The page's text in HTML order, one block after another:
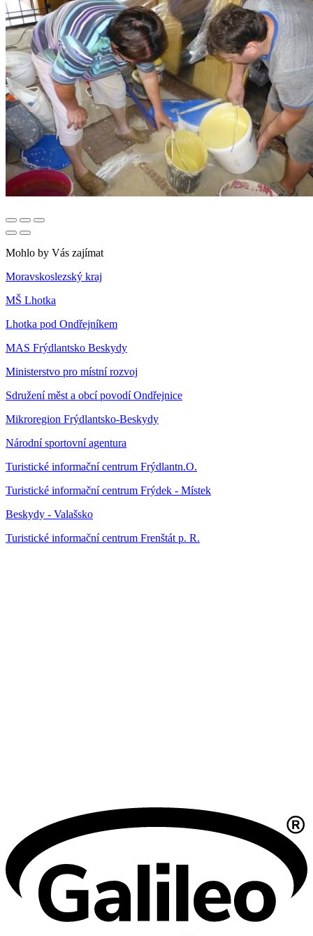
Mohlo by Vás zajímat
Moravskoslezský kraj
MŠ Lhotka
Lhotka pod Ondřejníkem
MAS Frýdlantsko Beskydy
Ministerstvo pro místní rozvoj
Sdružení měst a obcí povodí Ondřejnice
Mikroregion Frýdlantsko-Beskydy
Národní sportovní agentura
Turistické informační centrum Frýdlantn.O.
Turistické informační centrum Frýdek - Místek
Beskydy - Valašsko
Turistické informační centrum Frenštát p. R.